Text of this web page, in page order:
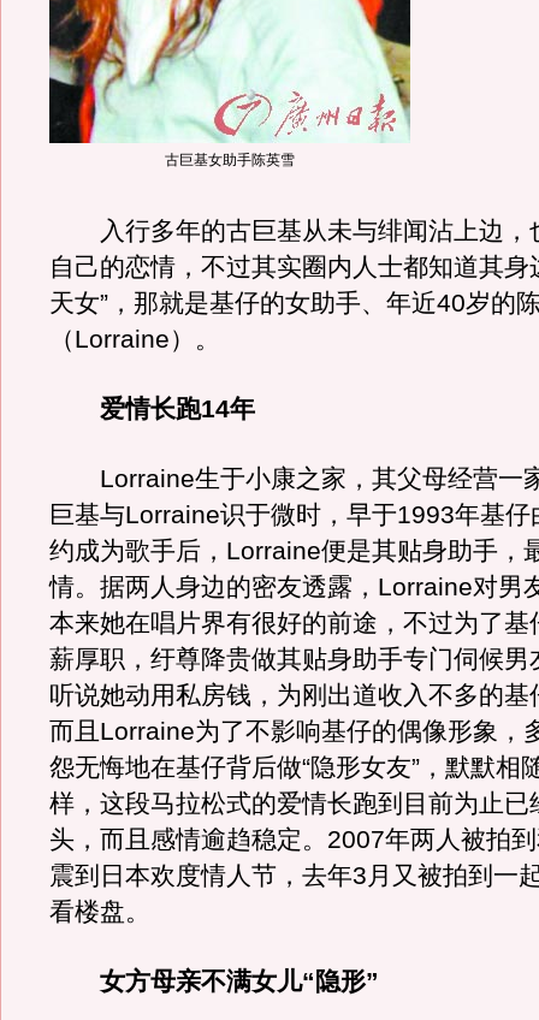
古巨基女助手陈英雪
入行多年的古巨基从未与绯闻沾上边，
自己的恋情，不过其实圈内人士都知道其身
天女”，那就是基仔的女助手、年近40岁的
（Lorraine）。
爱情长跑14年
Lorraine生于小康之家，其父母经营一
巨基与Lorraine识于微时，早于1993年基仔
约成为歌手后，Lorraine便是其贴身助手，
情。据两人身边的密友透露，Lorraine对男
本来她在唱片界有很好的前途，不过为了基
薪厚职，纡尊降贵做其贴身助手专门伺候男
听说她动用私房钱，为刚出道收入不多的基
而且Lorraine为了不影响基仔的偶像形象，
怨无悔地在基仔背后做“隐形女友”，默默相
样，这段马拉松式的爱情长跑到目前为止已
头，而且感情逾趋稳定。2007年两人被拍
震到日本欢度情人节，去年3月又被拍到一
看楼盘。
女方母亲不满女儿“隐形”